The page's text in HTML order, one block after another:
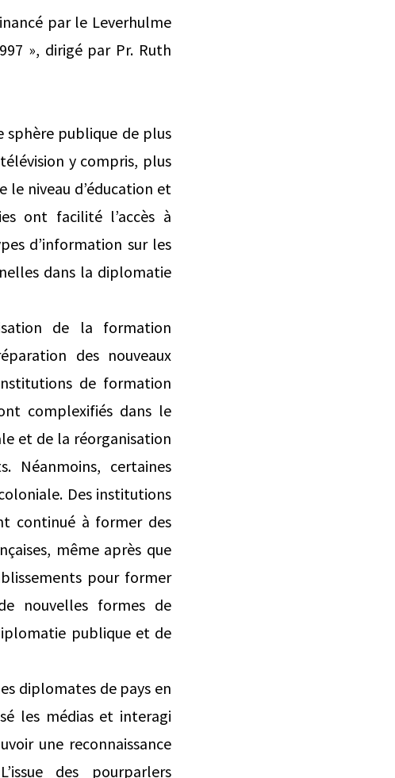
par le Leverhulme
», dirigé par Pr. Ruth
sphère publique de plus
y compris, plus
le niveau d’éducation et
ont facilité l’accès à
d’information sur les
dans la diplomatie
de la formation
des nouveaux
de formation
complexifiés dans le
et de la réorganisation
Néanmoins, certaines
Des institutions
continué à former des
même après que
pour former
nouvelles formes de
publique et de
diplomates de pays en
les médias et interagi
une reconnaissance
des pourparlers